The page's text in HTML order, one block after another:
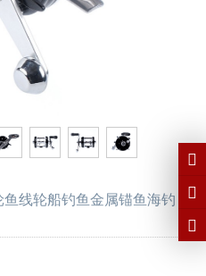
线轮船钓鱼金属锚鱼海钓